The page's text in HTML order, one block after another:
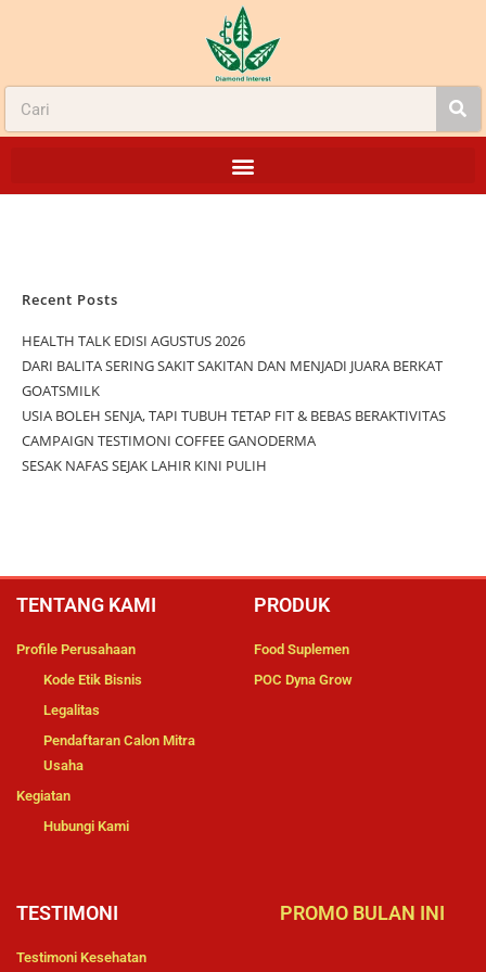
Recent Posts
HEALTH TALK EDISI AGUSTUS 2026
DARI BALITA SERING SAKIT SAKITAN DAN MENJADI JUARA BERKAT
GOATSMILK
USIA BOLEH SENJA, TAPI TUBUH TETAP FIT & BEBAS BERAKTIVITAS
CAMPAIGN TESTIMONI COFFEE GANODERMA
SESAK NAFAS SEJAK LAHIR KINI PULIH
TENTANG KAMI
Profile Perusahaan
Kode Etik Bisnis
Legalitas
Pendaftaran Calon Mitra
Usaha
Kegiatan
Hubungi Kami
PRODUK
Food Suplemen
POC Dyna Grow
TESTIMONI
Testimoni Kesehatan
PROMO BULAN INI